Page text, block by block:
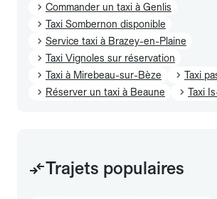
Commander un taxi à Genlis
Taxi Sombernon disponible
Service taxi à Brazey-en-Plaine
Taxi Vignoles sur réservation
Taxi à Mirebeau-sur-Bèze
Taxi
Réserver un taxi à Beaune
Taxi
Trajets populaires